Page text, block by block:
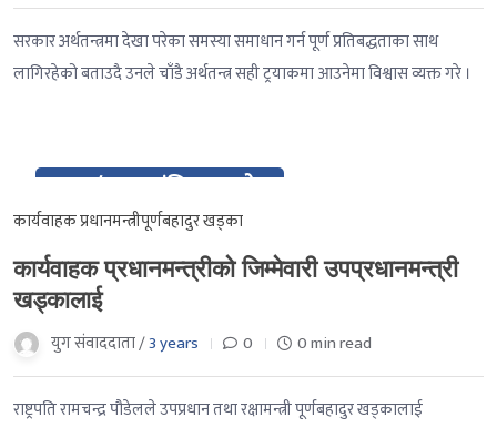
सरकार अर्थतन्त्रमा देखा परेका समस्या समाधान गर्न पूर्ण प्रतिबद्धताका साथ
लागिरहेको बताउदै उनले चाँडै अर्थतन्त्र सही ट्रयाकमा आउनेमा विश्वास व्यक्त गरे ।
30 / २०८० मंसिर १४ गते
Nov / २०८० मंसिर १४ गते
कार्यवाहक प्रधानमन्त्रीपूर्णबहादुर खड्का
कार्यवाहक प्रधानमन्त्रीको जिम्मेवारी उपप्रधानमन्त्री
खड्कालाई
युग संवाददाता /3 years 0 0 min read
राष्ट्रपति रामचन्द्र पौडेलले उपप्रधान तथा रक्षामन्त्री पूर्णबहादुर खड्कालाई